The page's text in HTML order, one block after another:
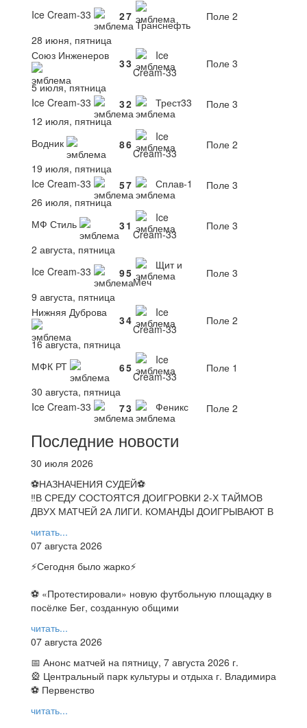
Ice Cream-33
27
Транснефть
Поле 2
28 июня, пятница
Союз Инженеров
33
Ice
Cream-33
Поле 3
5 июля, пятница
Ice Cream-33
32 Трест33
Поле 3
12 июля, пятница
Водник
86
Ice
Cream-33
Поле 2
19 июля, пятница
Ice Cream-33
57 Сплав-1
Поле 3
26 июля, пятница
МФ Стиль
31
Ice
Cream-33
Поле 3
2 августа, пятница
Ice Cream-33
95
Щит и
Меч
Поле 3
9 августа, пятница
Нижняя Дуброва
34
Ice
Cream-33
Поле 2
16 августа, пятница
МФК РТ
65
Ice
Cream-33
Поле 1
30 августа, пятница
Ice Cream-33
73 Феникс Поле 2
Последние новости
30 июля 2026
⚽НАЗНАЧЕНИЯ СУДЕЙ⚽
‼В СРЕДУ СОСТОЯТСЯ ДОИГРОВКИ 2-Х ТАЙМОВ
ДВУХ МАТЧЕЙ 2А ЛИГИ. КОМАНДЫ ДОИГРЫВАЮТ В
читать...
07 августа 2026
⚡️Сегодня было жарко⚡️
⚽ ️«Протестировали» новую футбольную площадку в
посёлке Бег, созданную общими
читать...
07 августа 2026
📅 Анонс матчей на пятницу, 7 августа 2026 г.
🎡 Центральный парк культуры и отдыха г. Владимира
⚽ Первенство
читать...